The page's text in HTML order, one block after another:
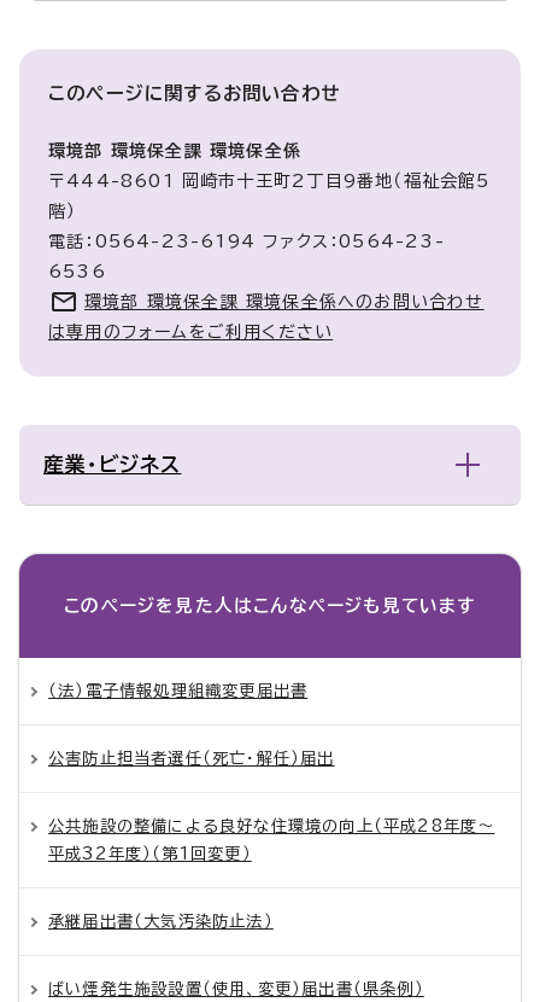
このページに関するお問い合わせ
環境部 環境保全課 環境保全係
〒444-8601 岡崎市十王町2丁目9番地（福祉会館5
階）
電話：0564-23-6194 ファクス：0564-23-
6536
環境部 環境保全課 環境保全係へのお問い合わせ
は専用のフォームをご利用ください
産業・ビジネス
このページを見た人は こんなページも見ています
（法）電子情報処理組織変更届出書
公害防止担当者選任（死亡・解任）届出
公共施設の整備による良好な住環境の向上（平成28年度～
平成32年度）（第1回変更）
承継届出書（大気汚染防止法）
ばい煙発生施設設置（使用、変更）届出書（県条例）